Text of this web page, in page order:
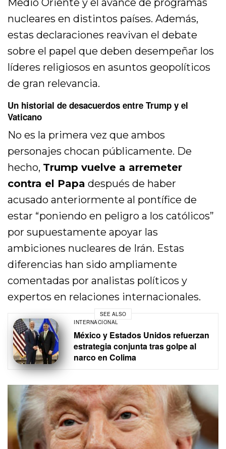
Medio Oriente y el avance de programas
nucleares en distintos países. Además,
estas declaraciones reavivan el debate
sobre el papel que deben desempeñar los
líderes religiosos en asuntos geopolíticos
de gran relevancia.
Un historial de desacuerdos entre Trump y el
Vaticano
No es la primera vez que ambos
personajes chocan públicamente. De
hecho, Trump vuelve a arremeter
contra el Papa después de haber
acusado anteriormente al pontífice de
estar “poniendo en peligro a los católicos”
por supuestamente apoyar las
ambiciones nucleares de Irán. Estas
diferencias han sido ampliamente
comentadas por analistas políticos y
expertos en relaciones internacionales.
SEE ALSO
INTERNACIONAL
México y Estados Unidos refuerzan
estrategia conjunta tras golpe al
narco en Colima